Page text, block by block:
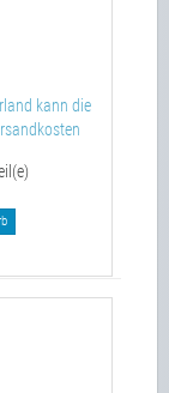
kann die